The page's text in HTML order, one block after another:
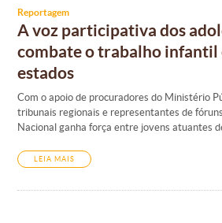
Reportagem
A voz participativa dos
combate o trabalho infantil
estados
Com o apoio de procuradores do Ministério
tribunais regionais e representantes de
Nacional ganha força entre jovens atuantes
LEIA MAIS